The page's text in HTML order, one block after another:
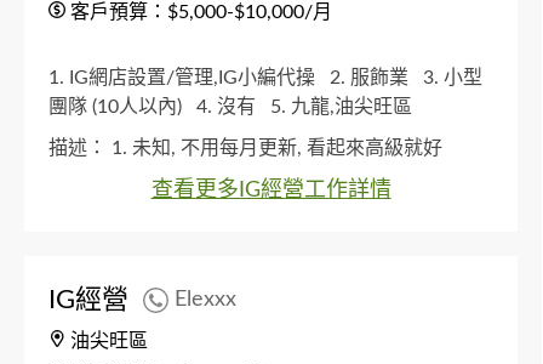
客戶預算：$5,000-$10,000/月
1. IG網店設置/管理,IG小編代操 2. 服飾業
3. 小型
團隊 (10人以內)
4. 沒有 5. 九龍,油尖旺區
描述： 1. 未知, 不用每月更新, 看起來高級就好
查看更多IG經營工作詳情
IG經營 Elexxx
油尖旺區